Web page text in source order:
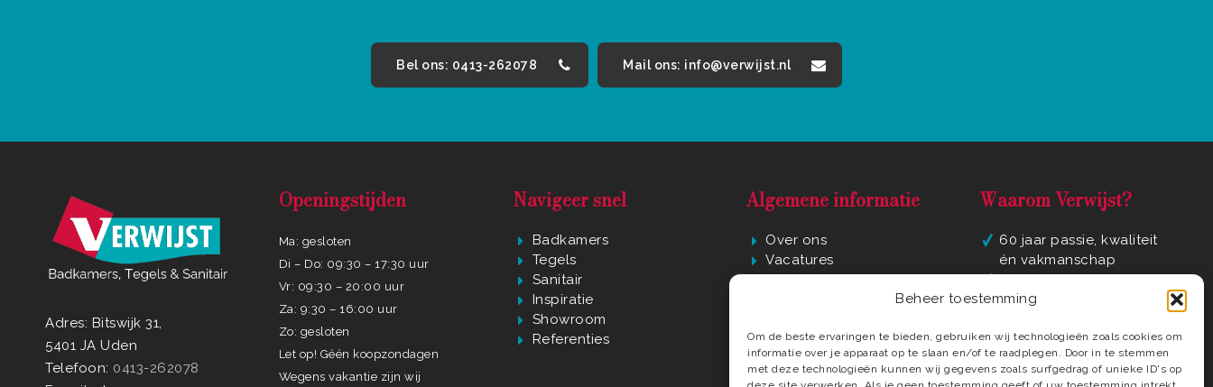
Beheer toestemming
Om de beste ervaringen te bieden, gebruiken wij technologieën zoals cookies om
informatie over je apparaat op te slaan en/of te raadplegen. Door in te stemmen
met deze technologieën kunnen wij gegevens zoals surfgedrag of unieke ID's op
Bel ons: 0413-262078 Mail ons: info@verwijst.nl
Adres: Bitswijk 31,
5401 JA Uden
Telefoon: 0413-262078
Openingstijden
Ma: gesloten
Di – Do: 09:30 – 17:30 uur
Vr: 09:30 – 20:00 uur
Za: 9:30 – 16:00 uur
Zo: gesloten
Let op! Géén koopzondagen
Wegens vakantie zijn wij
Navigeer snel
Badkamers
Tegels
Sanitair
Inspiratie
Showroom
Referenties
Algemene informatie
Over ons
Vacatures
Privacyverklaring
Algemene voorwaarden
In de regio
Waarom Verwijst?
60 jaar passie, kwaliteit
én vakmanschap
Luxe badkamer
materialen en
Compleet ontzorgd tot
in detail
Deskundige installateurs